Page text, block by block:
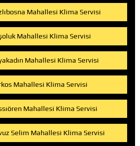
Mahallesi Klima Servisi
Mahallesi Klima Servisi
Mahallesi Klima Servisi
Mahallesi Klima Servisi
Mahallesi Klima Servisi
Selim Mahallesi Klima Servisi